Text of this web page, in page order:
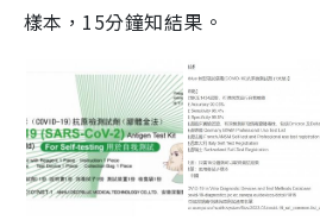
樣本，15分鐘知結果。